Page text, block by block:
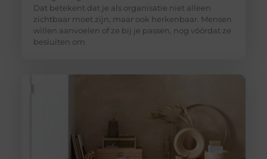
Dat betekent dat je als organisatie niet alleen
zichtbaar moet zijn, maar ook herkenbaar. Mensen
willen aanvoelen of ze bij je passen, nog vóórdat ze
besluiten om